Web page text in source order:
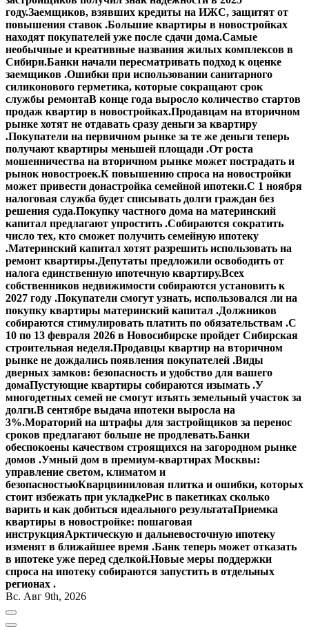
году.Заемщиков, взявших кредиты на ИЖС, защитят от
повышения ставок .Большие квартиры в новостройках
находят покупателей уже после сдачи дома.Самые
необычные и креативные названия жилых комплексов в
Сибири.Банки начали пересматривать подход к оценке
заемщиков .Ошибки при использовании санитарного
силиконового герметика, которые сокращают срок
службы ремонтаВ конце года выросло количество стартов
продаж квартир в новостройках.Продавцам на вторичном
рынке хотят не отдавать сразу деньги за квартиру
.Покупатели на первичном рынке за те же деньги теперь
получают квартиры меньшей площади .От роста
мошенничества на вторичном рынке может пострадать и
рынок новостроек.К повышению спроса на новостройки
может привести донастройка семейной ипотеки.С 1 ноября
налоговая служба будет списывать долги граждан без
решения суда.Покупку частного дома на материнский
капитал предлагают упростить .Собираются сократить
число тех, кто сможет получить семейную ипотеку
.Материнский капитал хотят разрешить использовать на
ремонт квартиры.Депутаты предложили освободить от
налога единственную ипотечную квартиру.Всех
собственников недвижимости собираются установить к
2027 году .Покупатели смогут узнать, использовался ли на
покупку квартиры материнский капитал .Должников
собираются стимулировать платить по обязательствам .С
10 по 13 февраля 2026 в Новосибирске пройдет Сибирская
строительная неделя.Продавцы квартир на вторичном
рынке не дождались появления покупателей .Виды
дверных замков: безопасность и удобство для вашего
домаПустующие квартиры собираются изымать .У
многодетных семей не смогут изъять земельный участок за
долги.В сентябре выдача ипотеки выросла на
3%.Мораторий на штрафы для застройщиков за перенос
сроков предлагают больше не продлевать.Банки
обеспокоены качеством строящихся на загородном рынке
домов .Умный дом в премиум-квартирах Москвы:
управление светом, климатом и
безопасностьюКварцвиниловая плитка и ошибки, которых
стоит избежать при укладкеРис в пакетиках сколько
варить и как добиться идеального результатаПриемка
квартиры в новостройке: пошаговая
инструкцияАрктическую и дальневосточную ипотеку
изменят в ближайшее время .Банк теперь может отказать
в ипотеке уже перед сделкой.Новые меры поддержки
спроса на ипотеку собираются запустить в отдельных
регионах .
Вс. Авг 9th, 2026